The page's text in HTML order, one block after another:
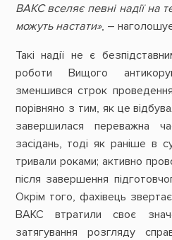
ВАКС вселяє певні надії на
можуть настати», –
Такі надії не є
роботи Вищого
зменшився строк
порівняно з тим, як це
завершилася переважна
засідань, тоді як раніше в
тривали роками; активно
після завершення
Окрім того, фахівець
ВАКС втратили своє
затягування розгляду